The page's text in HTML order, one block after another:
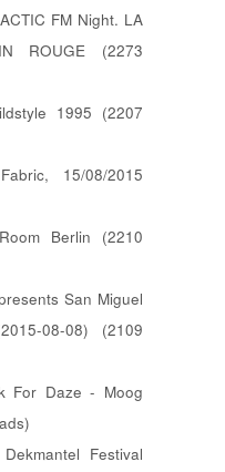
FM Night. LA
ROUGE (2273
1995 (2207
15/08/2015
Berlin (2210
San Miguel
08-08) (2109
For Daze - Moog
Festival